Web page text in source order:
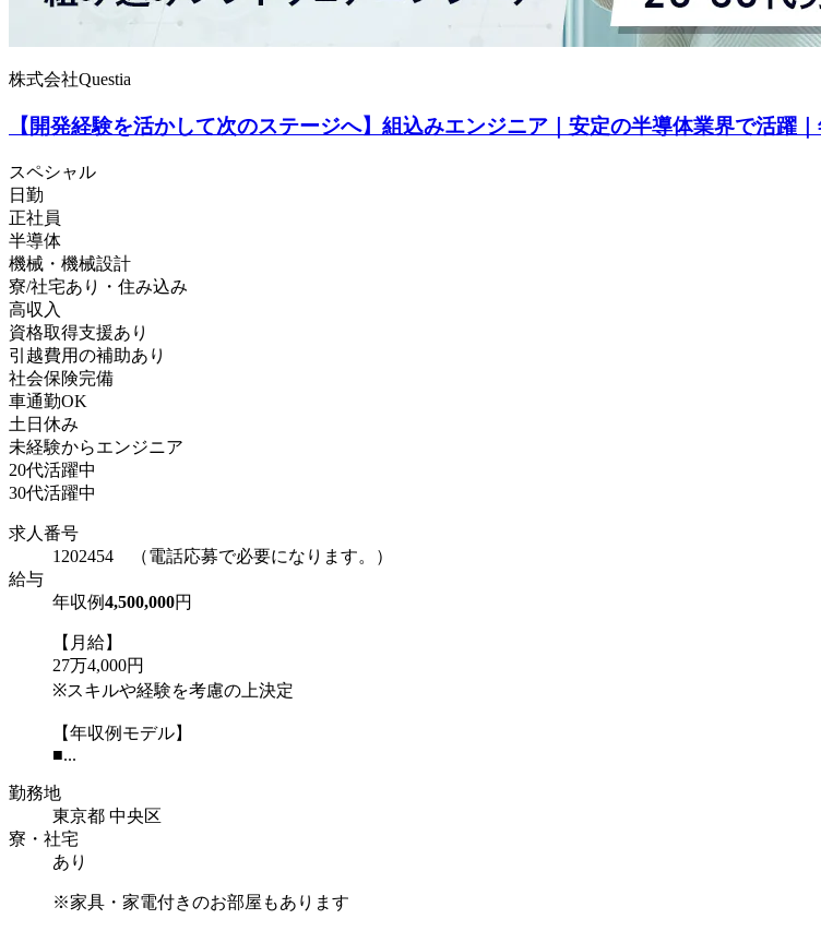
株式会社Questia
【開発経験を活かして次のステージへ】組込みエンジニア｜安定の半導体業界で活躍
スペシャル
日勤
正社員
半導体
機械・機械設計
寮/社宅あり・住み込み
高収入
資格取得支援あり
引越費用の補助あり
社会保険完備
車通勤OK
土日休み
未経験からエンジニア
20代活躍中
30代活躍中
求人番号
1202454 （電話応募で必要になります。）
給与
年収例4,500,000円
【月給】
27万4,000円
※スキルや経験を考慮の上決定
【年収例モデル】
■...
勤務地
東京都 中央区
寮・社宅
あり
※家具・家電付きのお部屋もあります